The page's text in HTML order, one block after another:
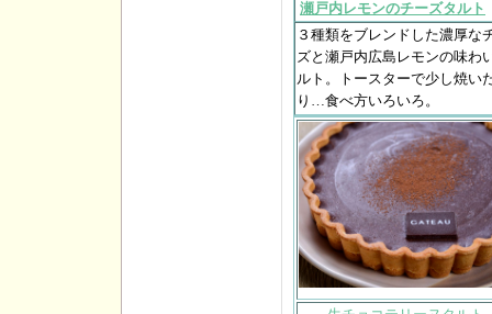
瀬戸内レモンのチーズタルト
３種類をブレンドした濃厚な
ズと瀬戸内広島レモンの味わ
ルト。トースターで少し焼い
り…食べ方いろいろ。